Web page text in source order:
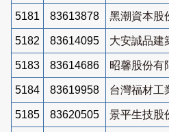
5181 83613878 黑潮資本股
5182 83614095 大安誠品建
5183 83614686 昭馨股份有
5184 83619958 台灣福材工
5185 83620505 景平生技股